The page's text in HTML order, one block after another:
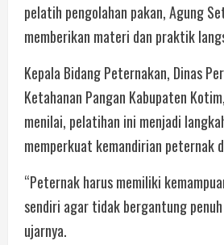
pelatih pengolahan pakan, Agung
memberikan materi dan praktik
Kepala Bidang Peternakan, Dinas
Ketahanan Pangan Kabupaten
menilai, pelatihan ini menjadi
memperkuat kemandirian peternak
“Peternak harus memiliki
sendiri agar tidak bergantung penuh
ujarnya.